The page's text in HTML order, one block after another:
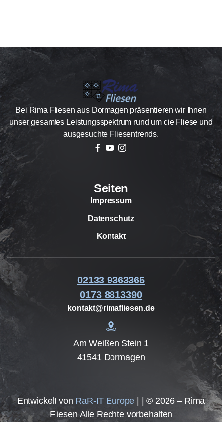
Bei Rima Fliesen aus Dormagen präsentieren wir Ihnen
unser gesamtes Leistungsspektrum rund um die Fliese und
ausgesuchte Fliesentrends.
Seiten
Impressum
Datenschutz
Kontakt
02133 9363365
0173 8813390
kontakt@rimafliesen.de
Am Weißen Stein 1
41541 Dormagen
Entwickelt von RaR-IT Europe | | © 2026 – Rima
Fliesen Alle Rechte vorbehalten